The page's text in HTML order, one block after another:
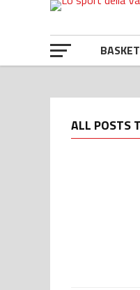
ALL POSTS